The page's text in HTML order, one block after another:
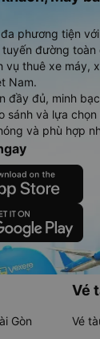
phương tiện
đường toàn
vụ thuê xe máy,
Nam.
đầy đủ, minh
sánh và lựa
và phù hợp
Gòn
Vé
Vé